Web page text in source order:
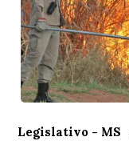
Legislativo - MS